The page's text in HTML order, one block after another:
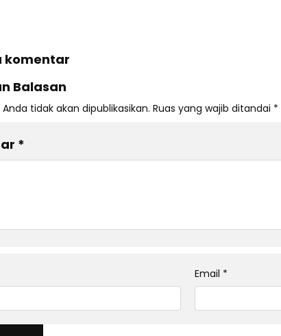
komentar
Balasan
tidak akan dipublikasikan. Ruas yang wajib ditandai *
*
Email *